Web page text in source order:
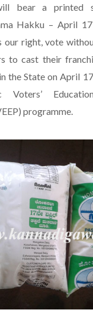
bear a printed
Hakku – April 17
our right, vote
to cast their
the State on April
Voters’
programme.